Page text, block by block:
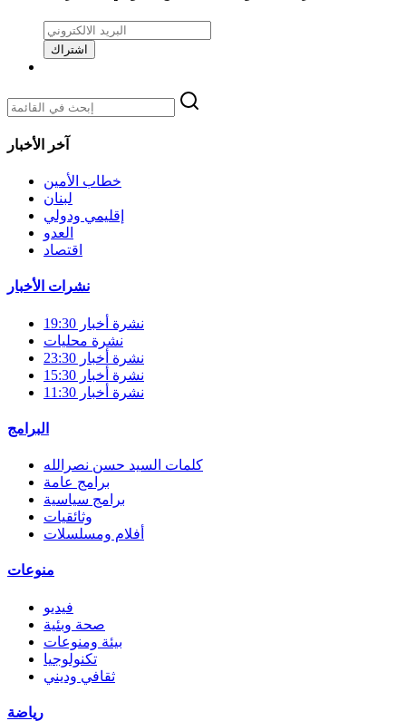
اشتراك
آخر الأخبار
خطاب الأمين
لبنان
إقليمي ودولي
العدو
اقتصاد
نشرات الأخبار
نشرة أخبار 19:30
نشرة محليات
نشرة أخبار 23:30
نشرة أخبار 15:30
نشرة أخبار 11:30
البرامج
كلمات السيد حسن نصرالله
برامج عامة
برامج سياسية
وثائقيات
أفلام ومسلسلات
منوعات
فيديو
صحة وبئية
بيئة ومنوعات
تكنولوجيا
ثقافي وديني
رياضة